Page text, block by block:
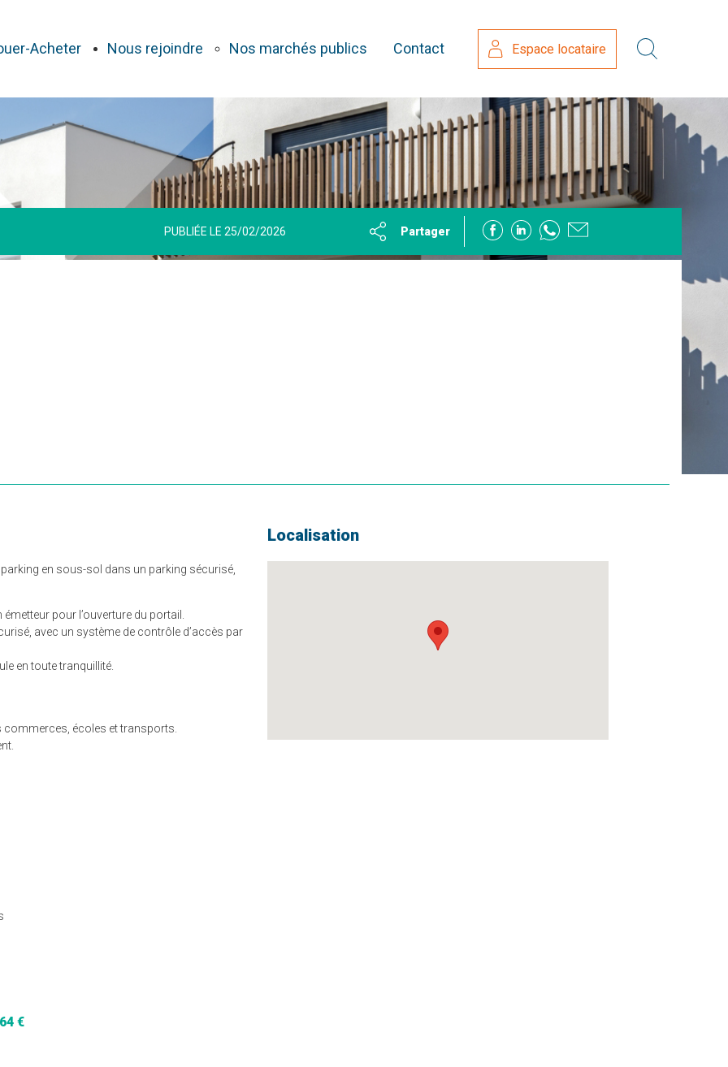
Acheter Nous rejoindre Nos marchés publics Contact Espace locataire
PUBLIÉE LE 25/02/2026 Partager
en sous-sol dans un parking sécurisé,
pour l’ouverture du portail.
avec un système de contrôle d’accès par
en toute tranquillité.
écoles et transports.
€
Localisation